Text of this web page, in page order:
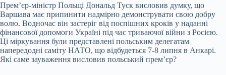
Прем’єр-міністр Польщі Дональд Туск висловив думку, що
Варшава має припинити надмірно демонструвати свою добру
волю. Водночас він застеріг від поспішних кроків у наданні
фінансової допомоги Україні під час триваючої війни з Росією.
Ці міркування були представлені польським делегатам
напередодні саміту НАТО, що відбудеться 7-8 липня в Анкарі.
Які саме зауваження висловив польський прем’єр?